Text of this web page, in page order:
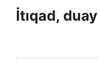
İtıqad, duay